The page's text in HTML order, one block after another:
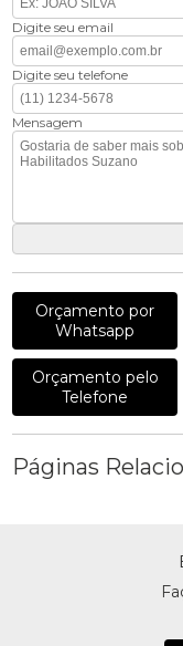
Digite seu email
Digite seu telefone
Mensagem
Orçamento por
Whatsapp
Orçamento pelo
Telefone
Páginas